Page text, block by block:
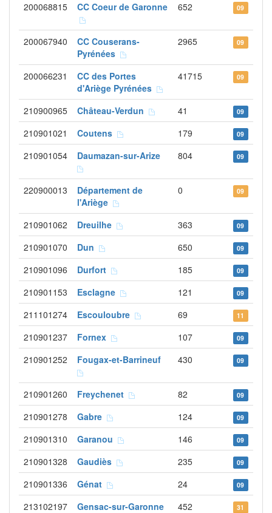
200068815 CC Coeur de Garonne 652 09
200067940
CC Couserans-
Pyrénées
2965 09
200066231
CC des Portes
d'Ariège Pyrénées
41715 09
210900965 Château-Verdun 41 09
210901021 Coutens 179 09
210901054 Daumazan-sur-Arize 804 09
220900013
Département de
l'Ariège
0 09
210901062 Dreuilhe 363 09
210901070 Dun 650 09
210901096 Durfort 185 09
210901153 Esclagne 121 09
211101274 Escouloubre 69 11
210901237 Fornex 107 09
210901252 Fougax-et-Barrineuf 430 09
210901260 Freychenet 82 09
210901278 Gabre 124 09
210901310 Garanou 146 09
210901328 Gaudiès 235 09
210901336 Génat 24 09
213102197 Gensac-sur-Garonne 452 31